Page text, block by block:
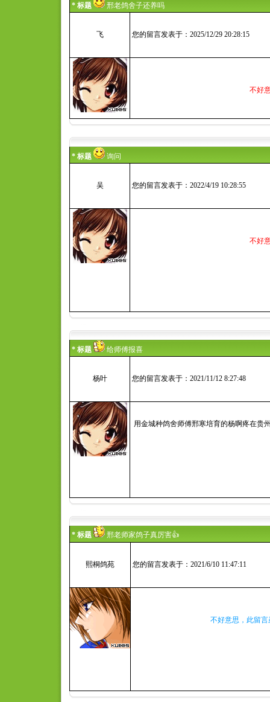
* 标题 邢老鸽舍子还养吗
飞 您的留言发表于：2025/12/29 20:28:15
不好
* 标题 询问
吴 您的留言发表于：2022/4/19 10:28:55
不好
* 标题 给师傅报喜
杨叶 您的留言发表于：2021/11/12 8:27:48
用金城种鸽舍师傅邢寒培育的杨啊疼在贵
* 标题 邢老师家鸽子真厉害👍
熙桐鸽苑 您的留言发表于：2021/6/10 11:47:11
不好意思，此留